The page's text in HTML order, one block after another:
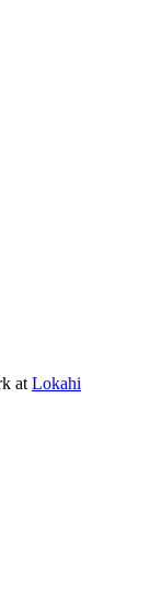
at Lokahi